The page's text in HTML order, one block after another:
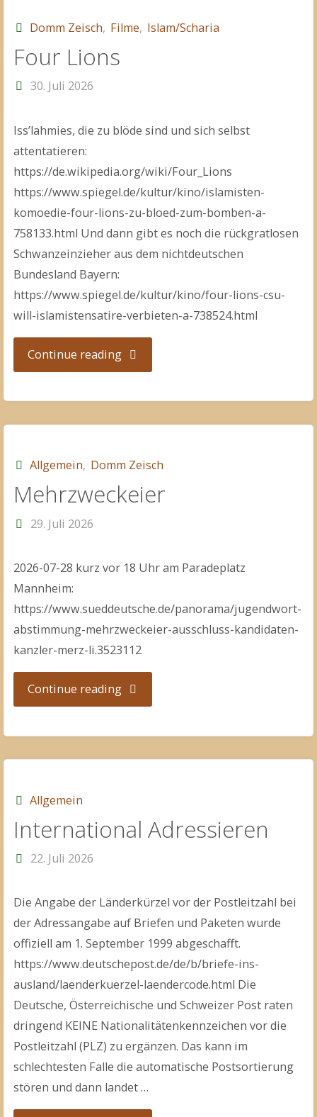
Domm Zeisch, Filme, Islam/Scharia
Four Lions
30. Juli 2026
Iss’lahmies, die zu blöde sind und sich selbst
attentatieren:
https://de.wikipedia.org/wiki/Four_Lions
https://www.spiegel.de/kultur/kino/islamisten-
komoedie-four-lions-zu-bloed-zum-bomben-a-
758133.html Und dann gibt es noch die rückgratlosen
Schwanzeinzieher aus dem nichtdeutschen
Bundesland Bayern:
https://www.spiegel.de/kultur/kino/four-lions-csu-
will-islamistensatire-verbieten-a-738524.html
Continue reading"Four
Allgemein, Domm Zeisch
Mehrzweckeier
29. Juli 2026
2026-07-28 kurz vor 18 Uhr am Paradeplatz
Mannheim:
https://www.sueddeutsche.de/panorama/jugendwort-
abstimmung-mehrzweckeier-ausschluss-kandidaten-
kanzler-merz-li.3523112
Continue reading"Mehrzweckeier"
Allgemein
International Adressieren
22. Juli 2026
Die Angabe der Länderkürzel vor der Postleitzahl bei
der Adressangabe auf Briefen und Paketen wurde
offiziell am 1. September 1999 abgeschafft.
https://www.deutschepost.de/de/b/briefe-ins-
ausland/laenderkuerzel-laendercode.html Die
Deutsche, Österreichische und Schweizer Post raten
dringend KEINE Nationalitätenkennzeichen vor die
Postleitzahl (PLZ) zu ergänzen. Das kann im
schlechtesten Falle die automatische Postsortierung
stören und dann landet …